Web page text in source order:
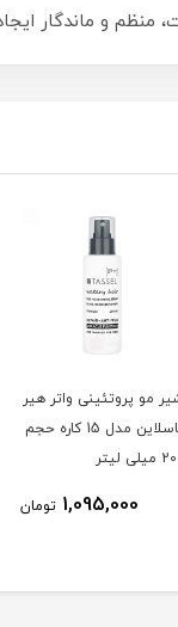
و ماندگار
مو پروتئینی واتر هیر
تاسلاین مدل 15 کاره حجم
لیتر
1,095,000 تومان